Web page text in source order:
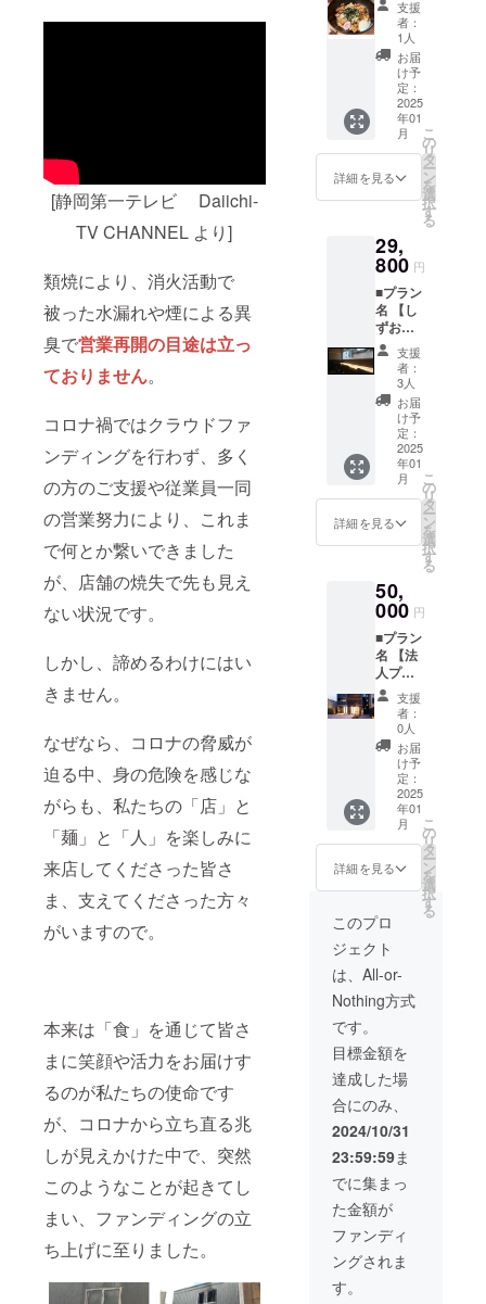
[静岡第一テレビ Daiichi-
TV CHANNEL より]
類焼により、消火活動で
被った水漏れや煙による異
臭で営業再開の目途は立っ
ておりません。
コロナ禍ではクラウドファ
ンディングを行わず、多く
の方のご支援や従業員一同
の営業努力により、これま
で何とか繋いできました
が、店舗の焼失で先も見え
ない状況です。
しかし、諦めるわけにはい
きません。
なぜなら、コロナの脅威が
迫る中、身の危険を感じな
がらも、私たちの「店」と
「麺」と「人」を楽しみに
来店してくださった皆さ
ま、支えてくださった方々
がいますので。
本来は「食」を通じて皆さ
まに笑顔や活力をお届けす
るのが私たちの使命です
が、コロナから立ち直る兆
しが見えかけた中で、突然
このようなことが起きてし
まい、ファンディングの立
ち上げに至りました。
支援い
ただく
際には
下記の
「シス
テム利
用料」
が発生
金額１
万円未
(税込)
✓支援
金額１
万円以
上：支
援金額
の2.5%
(税込)
✓決済
手続き
画面の
「決済
金額」
を必ず
ご確認
い ✓上
乗せ支
めた
「合計
の支援
金額」
を基に
計算
ラウド
ファン
ディン
グで支
援し
た」と
お声掛
けくだ
さい ・
いただ
く際に
ステム
利用
料」が
発生し
ます ✓
支援金
額１万
円未
満：一
律250円
(税込)
✓支援
金額１
万円以
の2.5%
(税込)
画面の
「決済
金額」
を必ず
ご確認
くださ
い ✓上
乗せ支
援も含
めた
「合計
の支援
金額」
を基に
計算
レル
ギー表
示、保
存方法
は、お
届け商
品のラ
ベルに
表記さ
れます
ずお届
けのリ
ターン
に貼付
された
ラベル
や注意
書きを
ご確認
くださ
い ■お
ススメ
ポイン
ト ・地
方在住
そばデ
ビュー
・ご自
宅や勤
務先な
どに配
送いた
します
・お店
の味を
ご自宅
や勤務
先でお
楽しみ
いただ
けます
■注意事
支援い
ただく
下記の
「シス
テム利
用料」
が発生
します
金額１
万円未
満：一
律250円
(税込)
✓支援
金額１
万円以
上：支
援金額
の2.5%
(税込)
✓決済
手続き
ドファ
ンディ
ングス
ペシャ
ルトッ
ピング
付)の食
事券 ※
食事券
は東京
倍河原
店」で
事にの
みご利
用いた
だけま
す ■油
そば5食
セット
の詳細
・内容
量：並
160g(麺
を茹で
る前の
状態)×5
限：発
送日を
含め10
日程度
・原
料、主
原料の
原産
地、添
加物表
示、ア
レル
ギー表
示、保
存方法
届け商
品のラ
表記さ
れます
■おスス
メポイ
ント ・
油そば
ユー
ザーに
おスス
メ ・ご
自宅や
勤務先
などに
配送い
たしま
す ・お
店の味
をご家
族やご
友人と
プラ
ン】 ■
リター
ン ・油
そば5食
セット
(自家製
麺+秘伝
のタ
レ)×2 ・
卵かけ
油(「油
そば5食
セット
×1」に
つき1
点) ・油
そば並
盛1杯
(クラウ
ドファ
ンディ
ングス
ペシャ
ルトッ
ピング
付)の食
事券 ※
「味の
天徳 分
店」で
のお食
事にの
みご利
用いた
だけま
す ■油
そば5食
セット
の詳細
・内容
量：並
盛
160g(麺
状態)×5
味期
限：発
送日を
含め10
・原
料、主
原料の
地、添
加物表
レル
ギー表
存方法
は、お
品のラ
支援
者：
1人
お届
け予
定：
2025
年01
月
詳細を見る
こ
の
リ
タ
ー
ン
を
選
択
す
る
29,
800 円
■プラン
名 【し
ずおか
プラ
ン】 ■
リター
ン ・油
そば5食
セット
(自家製
麺+秘伝
のタ
レ)×3 ・
卵かけ
ご飯専
そば5食
セット
×1」に
つき1
点) ・
佐々木
愛用の
「地元
の名店
(静岡駅
周辺)」
をまと
めた自
作のパ
ンフ
レット
・「味
原店」
にて、
ご支援
いた企
名前を
掲示 ✓
掲載期
間：
2025年
から1年
間 ✓掲
載方
法：企
業名(団
体名)・
代表者
支援
者：
3人
お届
け予
定：
2025
年01
月
詳細を見る
こ
の
リ
タ
ー
ン
を
選
択
す
る
50,
000 円
■プラン
名 【法
人プラ
ン】 ■
リター
ン ・油
そば5食
セット
(自家製
麺+秘伝
のタ
レ)×10
・卵か
けご飯
専用の
(「油そ
ば5食
セット
×1」に
つき1
点) ・
倍河原
店」の
店内に
て、ご
支援い
ただい
た企
業、個
人のお
名前を
掲示 ✓
掲載期
間：
支援
者：
0人
お届
け予
定：
2025
年01
月
詳細を見る
こ
の
リ
タ
ー
ン
を
選
択
す
る
このプロ
ジェクト
は、All-or-
Nothing方式
です。
目標金額を
達成した場
合にのみ、
2024/10/31
23:59:59ま
でに集まっ
た金額が
ファンディ
ングされま
す。